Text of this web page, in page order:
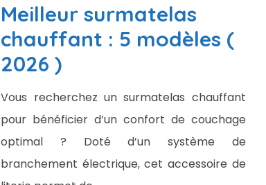
Meilleur surmatelas
chauffant : 5 modèles (
2026 )
Vous recherchez un surmatelas chauffant
pour bénéficier d’un confort de couchage
optimal ? Doté d’un système de
branchement électrique, cet accessoire de